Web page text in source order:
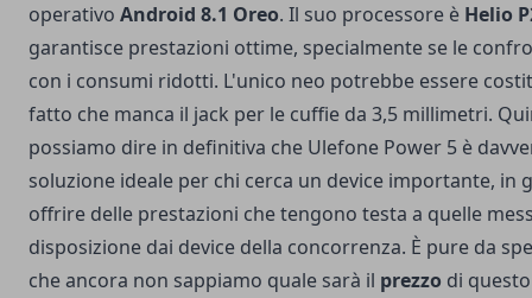
operativo Android 8.1 Oreo. Il suo processore è Helio
garantisce prestazioni ottime, specialmente se le
con i consumi ridotti. L'unico neo potrebbe essere
fatto che manca il jack per le cuffie da 3,5 millimetri.
possiamo dire in definitiva che Ulefone Power 5 è
soluzione ideale per chi cerca un device importante, in
offrire delle prestazioni che tengono testa a quelle
disposizione dai device della concorrenza. È pure da
che ancora non sappiamo quale sarà il prezzo di questo